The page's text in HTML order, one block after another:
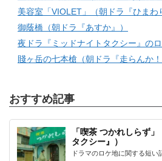
美容室「VIOLET」（朝ドラ『ひまわ
御蔭橋（朝ドラ『あすか』）
夜ドラ『ミッドナイトタクシー』のロ
賤ヶ岳の七本槍（朝ドラ『走らんか！
おすすめ記事
「喫茶 つかれしらず
タクシー』）
ドラマのロケ地に関する短い